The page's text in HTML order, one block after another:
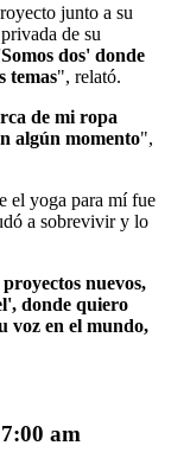
junto a su
de su
dos' donde
temas", relató.
de mi ropa
algún momento",
el yoga para mí fue
a sobrevivir y lo
nuevos,
donde quiero
voz en el mundo,
am